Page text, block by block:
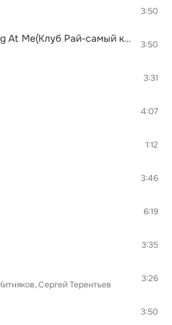
3:50
Listen To Me, Looking At Me(Клуб Рай-самый красивый медляк) 3:50
3:31
4:07
1:12
3:46
6:19
3:35
Сергей Терентьев
3:26
3:50